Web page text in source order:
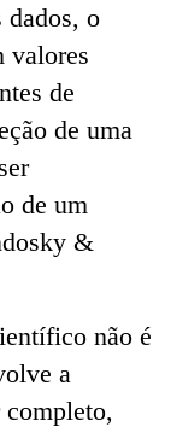
dados, o
valores
de
de uma
de um
&
não é
a